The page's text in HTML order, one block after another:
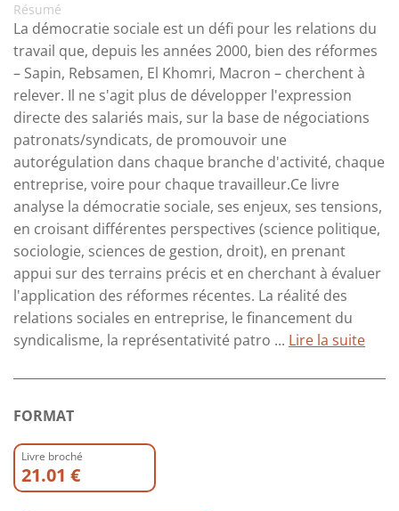
Résumé
La démocratie sociale est un défi pour les relations du
travail que, depuis les années 2000, bien des réformes
– Sapin, Rebsamen, El Khomri, Macron – cherchent à
relever. Il ne s'agit plus de développer l'expression
directe des salariés mais, sur la base de négociations
patronats/syndicats, de promouvoir une
autorégulation dans chaque branche d'activité, chaque
entreprise, voire pour chaque travailleur.Ce livre
analyse la démocratie sociale, ses enjeux, ses tensions,
en croisant différentes perspectives (science politique,
sociologie, sciences de gestion, droit), en prenant
appui sur des terrains précis et en cherchant à évaluer
l'application des réformes récentes. La réalité des
relations sociales en entreprise, le financement du
syndicalisme, la représentativité patro ... Lire la suite
FORMAT
Livre broché
21.01 €